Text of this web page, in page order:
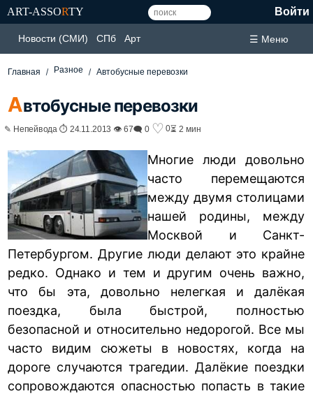
ART-ASSORTY Войти
Новости (СМИ) СПб Арт ☰ Меню
Главная Разное Автобусные перевозки
Автобусные перевозки
✎ Непейвода ⏱ 24.11.2013 👁 67🗨 0 ♡ 0⏳ 2 мин
Многие люди довольно
часто перемещаются
между двумя столицами
нашей родины, между
Москвой и Санкт-
Петербургом. Другие люди делают это крайне
редко. Однако и тем и другим очень важно,
что бы эта, довольно нелегкая и далёкая
поездка, была быстрой, полностью
безопасной и относительно недорогой. Все мы
часто видим сюжеты в новостях, когда на
дороге случаются трагедии. Далёкие поездки
сопровождаются опасностью попасть в такие